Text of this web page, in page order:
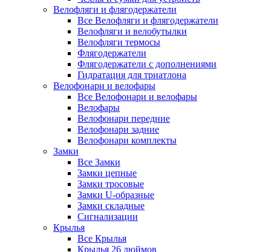
Велофляги и флягодержатели
Все Велофляги и флягодержатели
Велофляги и велобутылки
Велофляги термосы
Флягодержатели
Флягодержатели с дополнениями
Гидратация для триатлона
Велофонари и велофары
Все Велофонари и велофары
Велофары
Велофонари передние
Велофонари задние
Велофонари комплекты
Замки
Все Замки
Замки цепные
Замки тросовые
Замки U-образные
Замки складные
Сигнализации
Крылья
Все Крылья
Крылья 26 дюймов